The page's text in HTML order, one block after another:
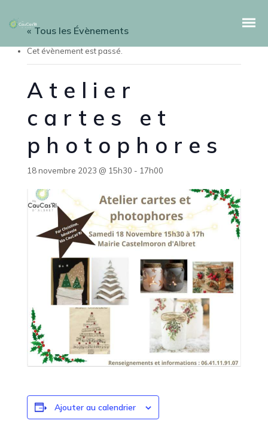
« Tous les Évènements
Cet évènement est passé.
Atelier
cartes et
photophores
18 novembre 2023 @ 15h30 - 17h00
Ajouter au calendrier